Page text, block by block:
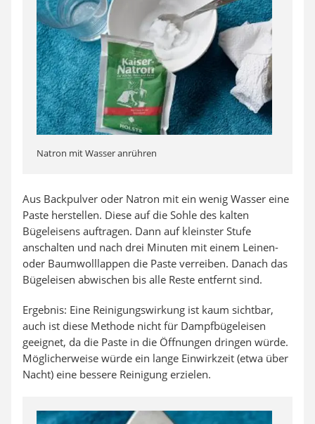
Natron mit Wasser anrühren
Aus Backpulver oder Natron mit ein wenig Wasser eine
Paste herstellen. Diese auf die Sohle des kalten
Bügeleisens auftragen. Dann auf kleinster Stufe
anschalten und nach drei Minuten mit einem Leinen-
oder Baumwolllappen die Paste verreiben. Danach das
Bügeleisen abwischen bis alle Reste entfernt sind.
Ergebnis: Eine Reinigungswirkung ist kaum sichtbar,
auch ist diese Methode nicht für Dampfbügeleisen
geeignet, da die Paste in die Öffnungen dringen würde.
Möglicherweise würde ein lange Einwirkzeit (etwa über
Nacht) eine bessere Reinigung erzielen.